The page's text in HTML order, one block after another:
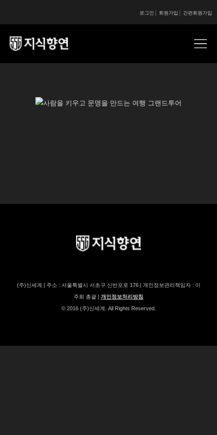
간편회원가입
회원가입
로그인
(주)신세계 | 주소 : 서울특별시 서초구 신반포로 176 | 개인정보관리책임자 : 이
주희 총괄 | 개인정보처리방침